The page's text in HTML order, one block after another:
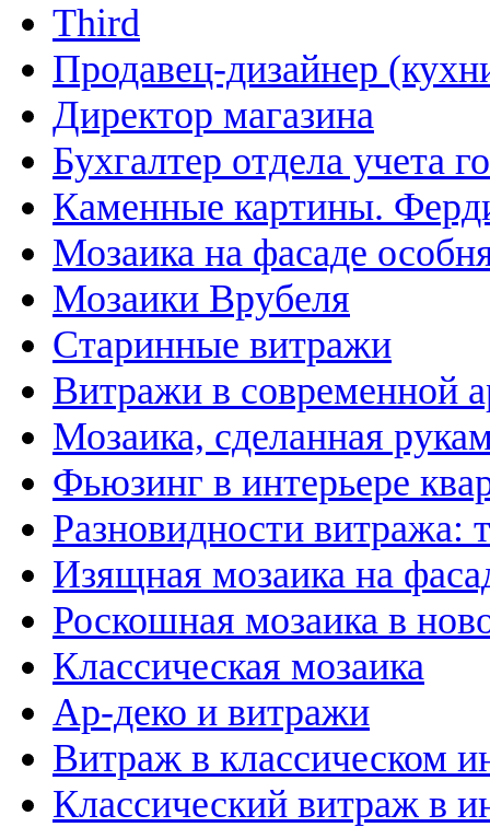
Third
Продавец-дизайнер
Директор магазина
Бухгалтер отдела учета
Каменные картины.
Мозаика на фасаде
Мозаики Врубеля
Старинные витражи
Витражи в современной
Мозаика, сделанная
Фьюзинг в интерьере
Разновидности витража:
Изящная мозаика на
Роскошная мозаика в
Классическая мозаика
Ар-деко и витражи
Витраж в классическом
Классический витраж в